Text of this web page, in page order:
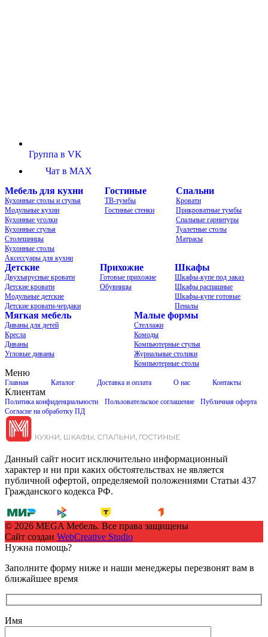
Группа в VK
Чат в MAX
Мебель для кухни
Кухонные столы и стулья
Модульные кухни
Кухонные уголки
Кухонные стулья
Столешницы
Кухонные столы
Аксессуары для кухни
Гостиные
ТВ-тумбы
Гостиные стенки
Спальни
Кровати
Прикроватные тумбы
Спальные гарнитуры
Туалетные столы
Матрасы
Детские
Двухъярусные кровати
Детские кровати
Модульные детские
Детские кровати-чердаки
Прихожие
Готовые прихожие
Обувницы
Шкафы
Шкафы-купе под заказ
Шкафы распашные
Шкафы-купе готовые
Пеналы
Мягкая мебель
Диваны для детей
Кресла
Диваны
Угловые диваны
Малые формы
Стеллажи
Комоды
Компьютерные стулья
Журнальные столики
Компьютерные столы
Меню
Главная Каталог Доставка и оплата О нас Контакты
Клиентам
Политика конфиденциальности Пользовательское соглашение
Публичная оферта
Согласие на обработку ПД
Данный сайт носит исключительно информационный
характер и ни при каких обстоятельствах не является
публичной офертой, определяемой положениями Статьи 437
Гражданского кодекса РФ.
© 2026 MEGA Мебель. Все права защищены
Сайт создан WebCreative Studio
Нужна помощь?
Заполните форму ниже и наши менеджеры перезвонят вам в
ближайшее время
Имя